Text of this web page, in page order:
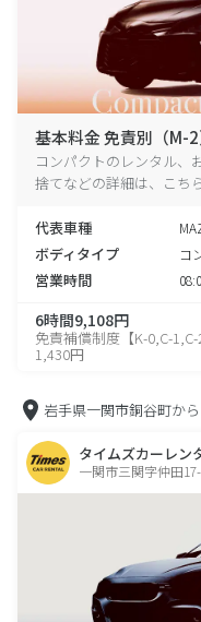
基本料金 免責別（M-2
コンパクトのレンタル、
捨てなどの詳細は、こち
代表車種
ボディタイプ コ
営業時間
6時間9,108円
免責補償制度【K-0,C-1,C-
1,430円
岩手県一関市銅谷町から
タイムズカーレン
一関市三関字仲田